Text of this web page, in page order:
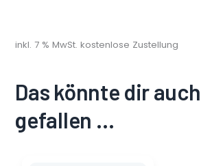
inkl. 7 % MwSt. kostenlose Zustellung
Das könnte dir auch
gefallen …